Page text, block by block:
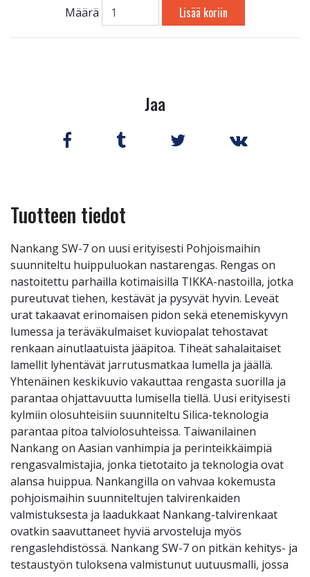
Määrä Lisää koriin
Jaa
Tuotteen tiedot
Nankang SW-7 on uusi erityisesti Pohjoismaihin
suunniteltu huippuluokan nastarengas. Rengas on
nastoitettu parhailla kotimaisilla TIKKA-nastoilla, jotka
pureutuvat tiehen, kestävät ja pysyvät hyvin. Leveät
urat takaavat erinomaisen pidon sekä etenemiskyvyn
lumessa ja teräväkulmaiset kuviopalat tehostavat
renkaan ainutlaatuista jääpitoa. Tiheät sahalaitaiset
lamellit lyhentävät jarrutusmatkaa lumella ja jäällä.
Yhtenäinen keskikuvio vakauttaa rengasta suorilla ja
parantaa ohjattavuutta lumisella tiellä. Uusi erityisesti
kylmiin olosuhteisiin suunniteltu Silica-teknologia
parantaa pitoa talviolosuhteissa. Taiwanilainen
Nankang on Aasian vanhimpia ja perinteikkäimpiä
rengasvalmistajia, jonka tietotaito ja teknologia ovat
alansa huippua. Nankangilla on vahvaa kokemusta
pohjoismaihin suunniteltujen talvirenkaiden
valmistuksesta ja laadukkaat Nankang-talvirenkaat
ovatkin saavuttaneet hyviä arvosteluja myös
rengaslehdistössä. Nankang SW-7 on pitkän kehitys- ja
testaustyön tuloksena valmistunut uutuusmalli, jossa